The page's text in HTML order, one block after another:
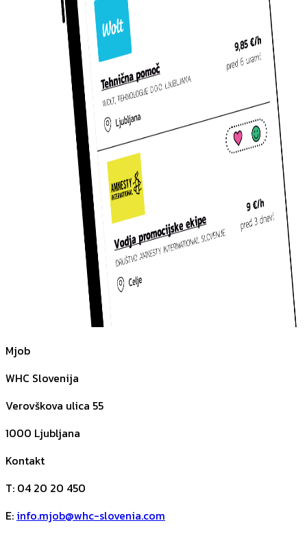
Mjob
WHC Slovenija
Verovškova ulica 55
1000 Ljubljana
Kontakt
T: 04 20 20 450
E: info.mjob@whc-slovenia.com